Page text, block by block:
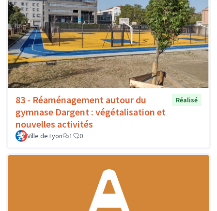
83 - Réaménagement autour du
gymnase Dargent : végétalisation et
nouvelles activités
Réalisé
Ville de Lyon 1 0